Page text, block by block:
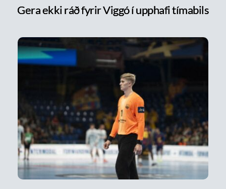
Gera ekki ráð fyrir Viggó í upphafi tímabils